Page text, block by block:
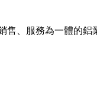
銷售、服務為一體的鋁